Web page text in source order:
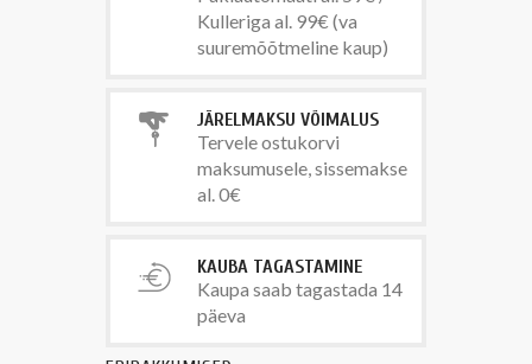
Kulleriga al. 99€ (va
suuremõõtmeline kaup)
JÄRELMAKSU VÕIMALUS
Tervele ostukorvi
maksumusele, sissemakse
al. 0€
KAUBA TAGASTAMINE
Kaupa saab tagastada 14
päeva